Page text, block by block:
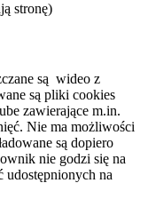
stronę)
są wideo z
są pliki cookies
zawierające m.in.
Nie ma możliwości
są dopiero
nie godzi się na
udostępnionych na